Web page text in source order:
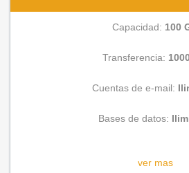
Capacidad: 100
Transferencia:
Cuentas de e-mail:
Bases de datos:
ver mas